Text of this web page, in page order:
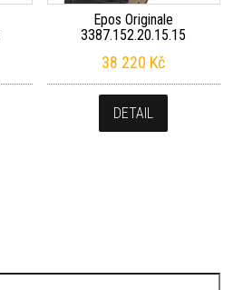
Epos Originale
3387.152.20.15.15
38 220 Kč
DETAIL